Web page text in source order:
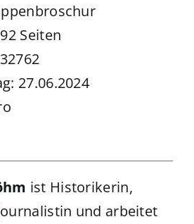
Seiten
27.06.2024
ist Historikerin,
und arbeitet